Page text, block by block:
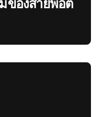
ของสายพอต